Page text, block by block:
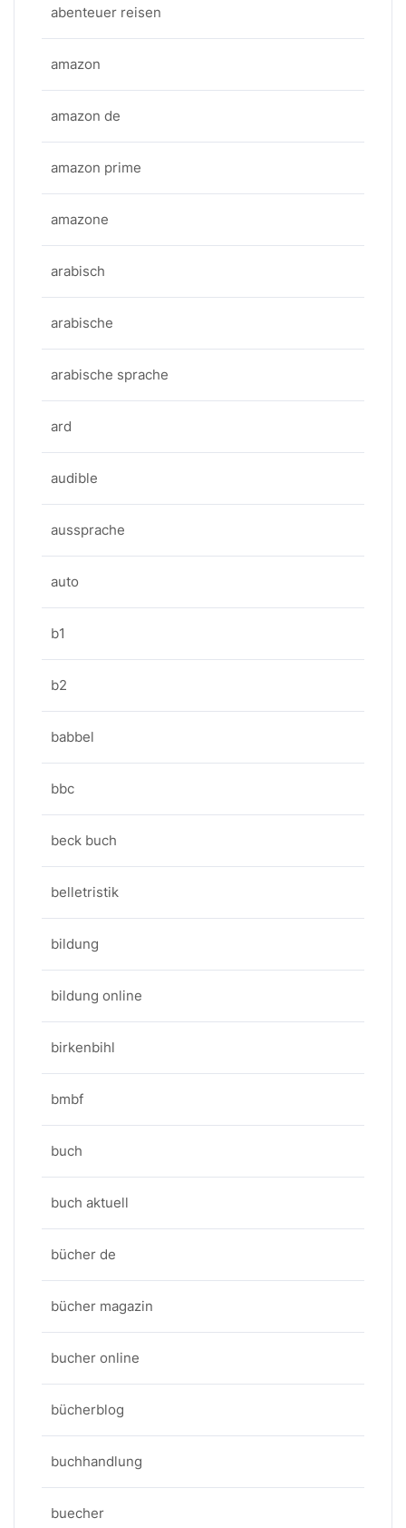
abenteuer reisen
amazon
amazon de
amazon prime
amazone
arabisch
arabische
arabische sprache
ard
audible
aussprache
auto
b1
b2
babbel
bbc
beck buch
belletristik
bildung
bildung online
birkenbihl
bmbf
buch
buch aktuell
bücher de
bücher magazin
bucher online
bücherblog
buchhandlung
buecher